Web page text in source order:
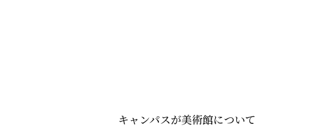
キャンパスが美術館について